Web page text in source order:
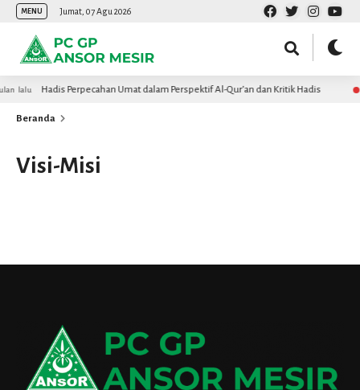
MENU Jumat, 07 Agu 2026
lalu Hadis Perpecahan Umat dalam Perspektif Al-Qur’an dan Kritik Hadis
Beranda
Visi-Misi